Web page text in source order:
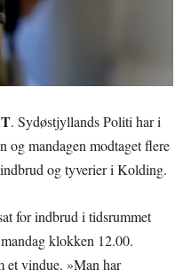
. Sydøstjyllands Politi har i
og mandagen modtaget flere
og tyverier i Kolding.
for indbrud i tidsrummet
klokken 12.00.
et vindue. »Man har